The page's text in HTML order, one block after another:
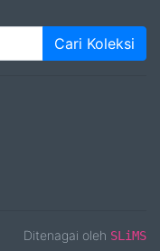
Cari Koleksi
Ditenagai oleh SLiMS